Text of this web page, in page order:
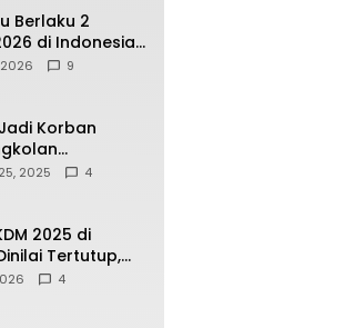
Berlaku 2
di Indonesia,
bagi
Publik
9
Korban
BBM
2025 4
2025 di
Tertutup,
4